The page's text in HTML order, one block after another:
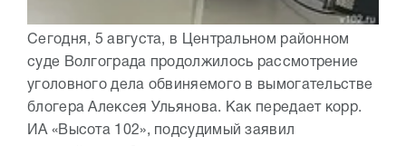
Сегодня, 5 августа, в Центральном районном
суде Волгограда продолжилось рассмотрение
уголовного дела обвиняемого в вымогательстве
блогера Алексея Ульянова. Как передает корр.
ИА «Высота 102», подсудимый заявил